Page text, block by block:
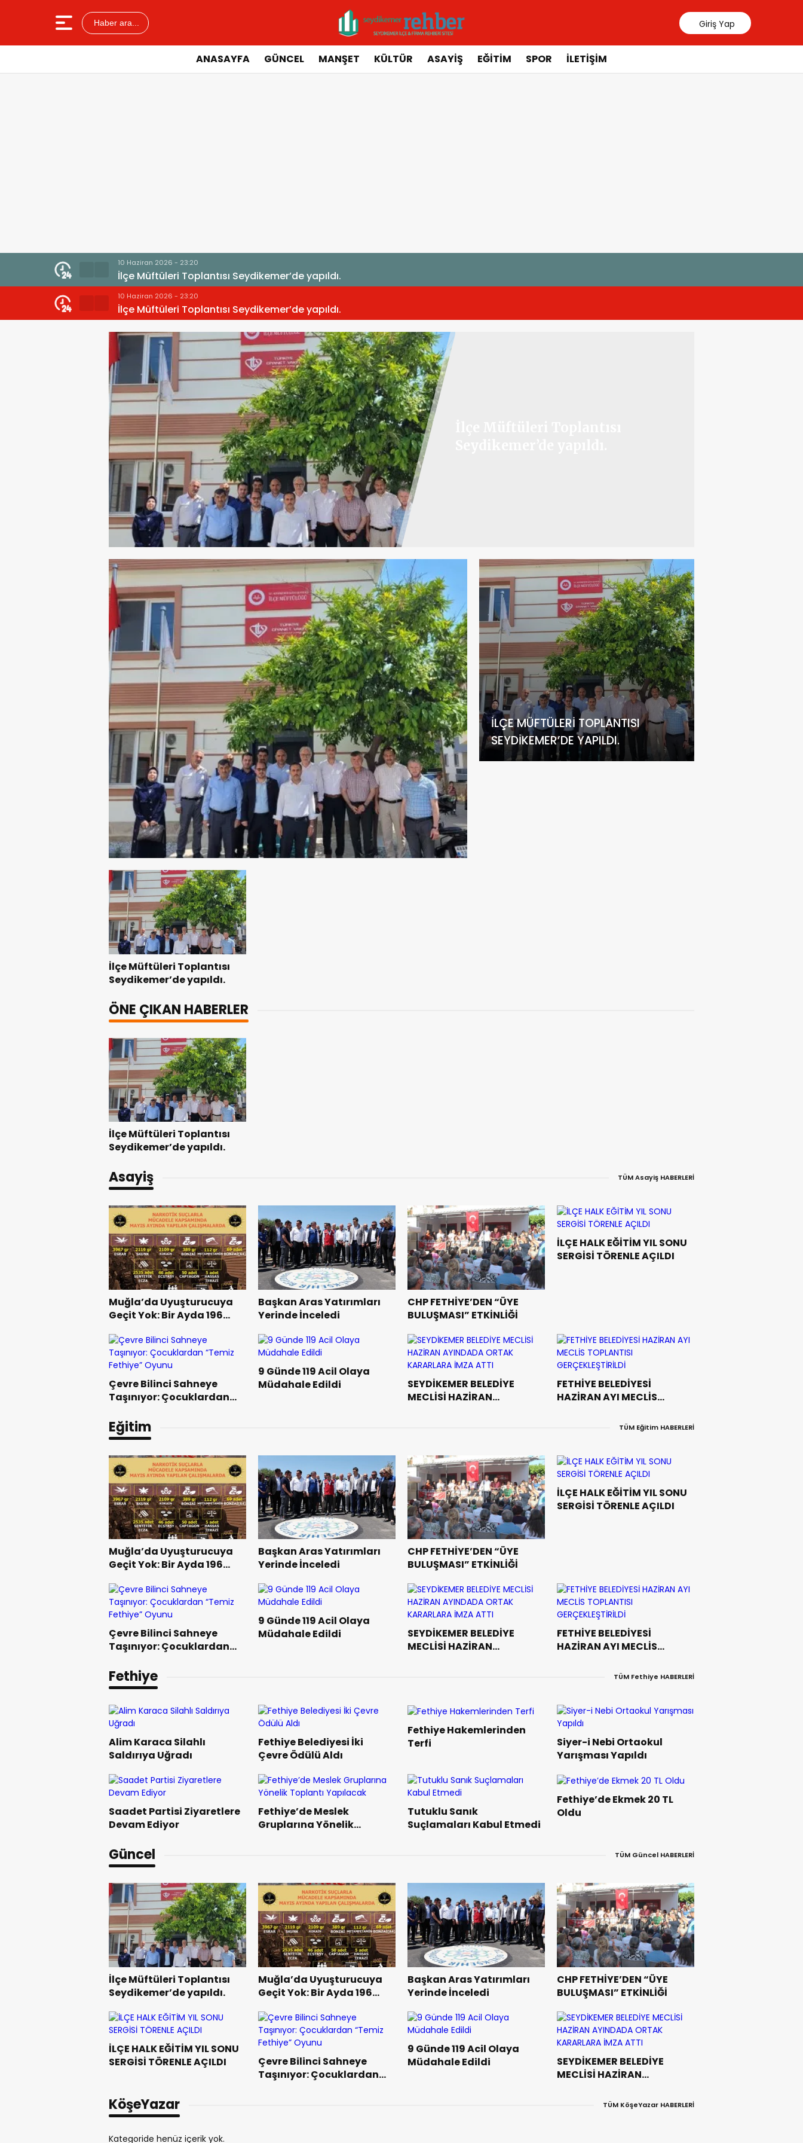
Haber ara... Giriş Yap
ANASAYFA GÜNCEL MANŞET KÜLTÜR ASAYIŞ EĞITIM SPOR İLETIŞIM
10 Haziran 2026 - 23:20
İlçe Müftüleri Toplantısı Seydikemer’de yapıldı.
10 Haziran 2026 - 23:20
İlçe Müftüleri Toplantısı Seydikemer’de yapıldı.
İLÇE MÜFTÜLERI TOPLANTISI
SEYDIKEMER’DE YAPILDI.
İlçe Müftüleri Toplantısı
Seydikemer’de yapıldı.
ÖNE ÇIKAN HABERLER
İlçe Müftüleri Toplantısı
Seydikemer’de yapıldı.
Asayiş TÜM Asayiş HABERLERİ
Muğla’da Uyuşturucuya
Geçit Yok: Bir Ayda 196
Başkan Aras Yatırımları
Yerinde İnceledi
CHP FETHİYE’DEN “ÜYE
BULUŞMASI” ETKİNLİĞİ
İLÇE HALK EĞİTİM YIL SONU
SERGİSİ TÖRENLE AÇILDI
Çevre Bilinci Sahneye
Taşınıyor: Çocuklardan
9 Günde 119 Acil Olaya
Müdahale Edildi
SEYDİKEMER BELEDİYE
MECLİSİ HAZİRAN
FETHİYE BELEDİYESİ
HAZİRAN AYI MECLİS
GERÇEKLEŞTİRİLDİ
Eğitim TÜM Eğitim HABERLERİ
Muğla’da Uyuşturucuya
Geçit Yok: Bir Ayda 196
Başkan Aras Yatırımları
Yerinde İnceledi
CHP FETHİYE’DEN “ÜYE
BULUŞMASI” ETKİNLİĞİ
İLÇE HALK EĞİTİM YIL SONU
SERGİSİ TÖRENLE AÇILDI
Çevre Bilinci Sahneye
Taşınıyor: Çocuklardan
9 Günde 119 Acil Olaya
Müdahale Edildi
SEYDİKEMER BELEDİYE
MECLİSİ HAZİRAN
FETHİYE BELEDİYESİ
HAZİRAN AYI MECLİS
GERÇEKLEŞTİRİLDİ
Fethiye TÜM Fethiye HABERLERİ
Alim Karaca Silahlı
Saldırıya Uğradı
Fethiye Belediyesi İki
Çevre Ödülü Aldı
Fethiye Hakemlerinden
Terfi
Siyer-i Nebi Ortaokul
Yarışması Yapıldı
Saadet Partisi Ziyaretlere
Devam Ediyor
Fethiye’de Meslek
Gruplarına Yönelik
Tutuklu Sanık
Suçlamaları Kabul Etmedi
Fethiye’de Ekmek 20 TL
Oldu
Güncel TÜM Güncel HABERLERİ
İlçe Müftüleri Toplantısı
Seydikemer’de yapıldı.
Muğla’da Uyuşturucuya
Geçit Yok: Bir Ayda 196
Başkan Aras Yatırımları
Yerinde İnceledi
CHP FETHİYE’DEN “ÜYE
BULUŞMASI” ETKİNLİĞİ
İLÇE HALK EĞİTİM YIL SONU
SERGİSİ TÖRENLE AÇILDI
Çevre Bilinci Sahneye
Taşınıyor: Çocuklardan
9 Günde 119 Acil Olaya
Müdahale Edildi
SEYDİKEMER BELEDİYE
MECLİSİ HAZİRAN
KARARLARA İMZA ATTI
KöşeYazar TÜM KöşeYazar HABERLERİ
Kategoride henüz içerik yok.